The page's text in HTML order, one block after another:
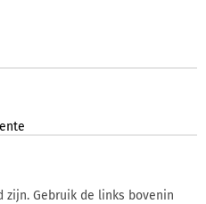
zijn. Gebruik de links bovenin